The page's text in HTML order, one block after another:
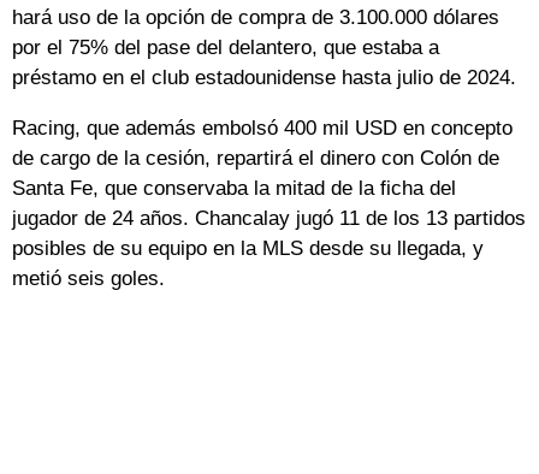
hará uso de la opción de compra de 3.100.000 dólares
por el 75% del pase del delantero, que estaba a
préstamo en el club estadounidense hasta julio de 2024.
Racing, que además embolsó 400 mil USD en concepto
de cargo de la cesión, repartirá el dinero con Colón de
Santa Fe, que conservaba la mitad de la ficha del
jugador de 24 años. Chancalay jugó 11 de los 13 partidos
posibles de su equipo en la MLS desde su llegada, y
metió seis goles.